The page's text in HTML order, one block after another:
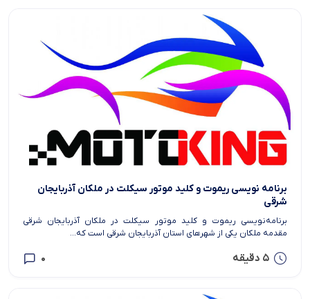
برنامه نویسی ریموت و کلید موتور سیکلت در ملکان آذربایجان
شرقی
برنامه‌نویسی ریموت و کلید موتور سیکلت در ملکان آذربایجان شرقی
مقدمه ملکان یکی از شهرهای استان آذربایجان شرقی است که...
5 دقیقه 0